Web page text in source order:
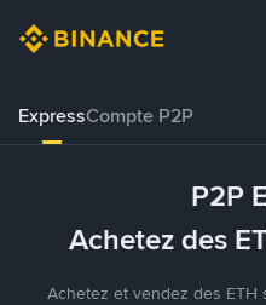
ExpressCompte P2P
P2P
Achetez des
Achetez et vendez des ETH